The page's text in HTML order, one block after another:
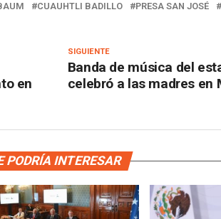
CUAUHTLI BADILLO PRESA SAN JOSÉ
SIGUIENTE
Banda de música del
celebró a las madres en
en
PODRÍA INTERESAR